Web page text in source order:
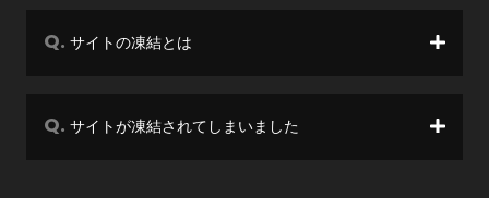
サイトの凍結とは
サイトが凍結されてしまいました